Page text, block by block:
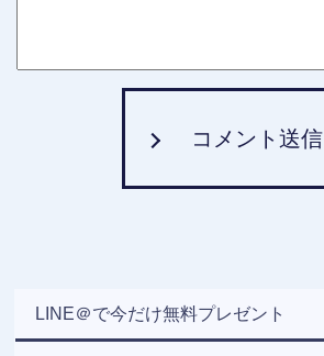
コメント送信
LINE＠で今だけ無料プレゼント